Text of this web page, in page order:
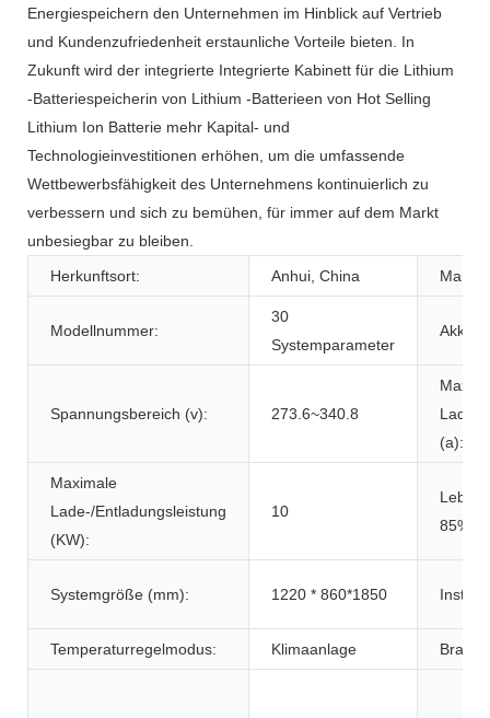
Energiespeichern den Unternehmen im Hinblick auf Vertrieb
und Kundenzufriedenheit erstaunliche Vorteile bieten. In
Zukunft wird der integrierte Integrierte Kabinett für die Lithium
-Batteriespeicherin von Lithium -Batterieen von Hot Selling
Lithium Ion Batterie mehr Kapital- und
Technologieinvestitionen erhöhen, um die umfassende
Wettbewerbsfähigkeit des Unternehmens kontinuierlich zu
verbessern und sich zu bemühen, für immer auf dem Markt
unbesiegbar zu bleiben.
Herkunftsort:
Anhui, China
Modellnummer:
30
Systemparameter
Akku-
Spannungsbereich (v): 273.6~340.8
Lade-/
(a):
Maximale
Lade-/Entladungsleistung
(KW):
10
Systemgröße (mm): 1220 * 860*1850
Temperaturregelmodus: Klimaanlage